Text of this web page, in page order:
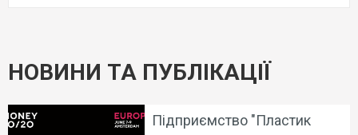
НОВИНИ ТА ПУБЛІКАЦІЇ
Підприємство "Пластик